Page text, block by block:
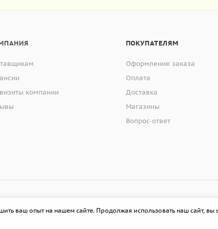
компании
ПОКУПАТЕЛЯМ
Оформление заказа
Оплата
Доставка
Магазины
Вопрос-ответ
ваш опыт на нашем сайте. Продолжая использовать наш сайт, вы